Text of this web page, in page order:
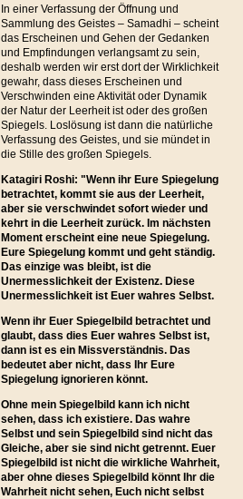
In einer Verfassung der Öffnung und
Sammlung des Geistes – Samadhi – scheint
das Erscheinen und Gehen der Gedanken
und Empfindungen verlangsamt zu sein,
deshalb werden wir erst dort der Wirklichkeit
gewahr, dass dieses Erscheinen und
Verschwinden eine Aktivität oder Dynamik
der Natur der Leerheit ist oder des großen
Spiegels. Loslösung ist dann die natürliche
Verfassung des Geistes, und sie mündet in
die Stille des großen Spiegels.
Katagiri Roshi: "Wenn ihr Eure Spiegelung
betrachtet, kommt sie aus der Leerheit,
aber sie verschwindet sofort wieder und
kehrt in die Leerheit zurück. Im nächsten
Moment erscheint eine neue Spiegelung.
Eure Spiegelung kommt und geht ständig.
Das einzige was bleibt, ist die
Unermesslichkeit der Existenz. Diese
Unermesslichkeit ist Euer wahres Selbst.
Wenn ihr Euer Spiegelbild betrachtet und
glaubt, dass dies Euer wahres Selbst ist,
dann ist es ein Missverständnis. Das
bedeutet aber nicht, dass Ihr Eure
Spiegelung ignorieren könnt.
Ohne mein Spiegelbild kann ich nicht
sehen, dass ich existiere. Das wahre
Selbst und sein Spiegelbild sind nicht das
Gleiche, aber sie sind nicht getrennt. Euer
Spiegelbild ist nicht die wirkliche Wahrheit,
aber ohne dieses Spiegelbild könnt Ihr die
Wahrheit nicht sehen, Euch nicht selbst